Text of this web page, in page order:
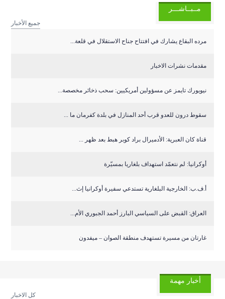
مــبــاشـــر
جميع الأخبار
مرده البقاع يشارك في افتتاح جناح الاستقلال في قلعة...
مقدمات نشرات الاخبار
نيويورك تايمز عن مسؤولين أمريكيين: سحب ذخائر مخصصة...
سقوط درون للعدو قرب أحد المنازل في بلدة كفرمان ما ...
قناة كان العبرية: الأدميرال براد كوبر هبط بعد ظهر ...
أوكرانيا: لم نتعمّد استهداف بلغاريا بمسيّرة
أ.ف.ب: الخارجية البلغارية تستدعي سفيرة أوكرانيا إث...
العراق: القبض على السياسي البارز أحمد الجبوري الأم...
غارتان من مسيرة تستهدف منطقة الصوان – ميفدون
أخبار مهمة
كل الاخبار